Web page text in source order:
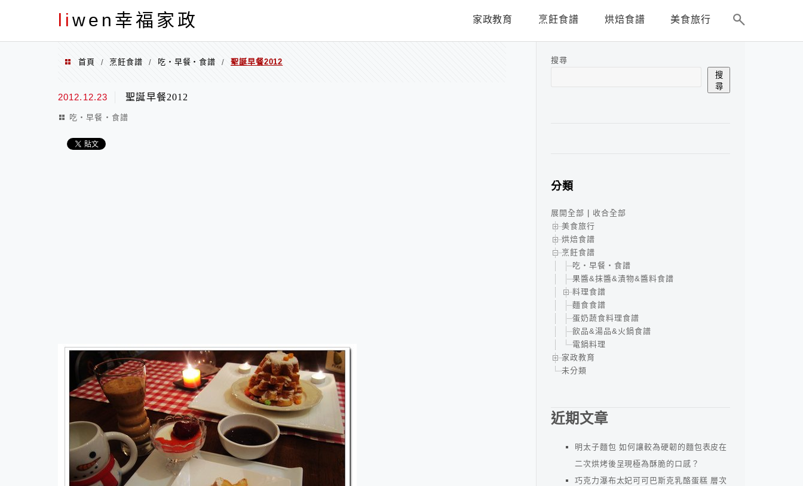
li wen幸福家政
menu
家政教育 烹飪食譜 烘焙食譜 美食旅行
首頁 / 烹飪食譜 / 吃‧早餐‧食譜 / 聖誕早餐2012
2012.12.23 聖誕早餐2012
吃‧早餐‧食譜
搜尋
搜
尋
分類
展開全部
收合全部
美食旅行
烘焙食譜
烹飪食譜
吃‧早餐‧食譜
果醬&抹醬&漬物&醬料食譜
料理食譜
麵食食譜
蛋奶蔬食料理食譜
飲品&湯品&火鍋食譜
電鍋料理
家政教育
未分類
近期文章
明太子麵包 如何讓較為硬韌的麵包表皮在
二次烘烤後呈現極為酥脆的口感？
巧克力瀑布太妃可可巴斯克乳酪蛋糕 層次